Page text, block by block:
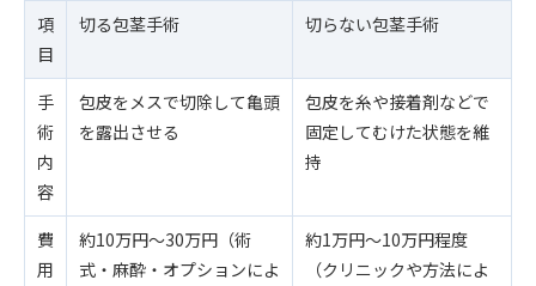
項
目
切る包茎手術 切らない包茎手術
手
術
内
容
包皮をメスで切除して亀頭
を露出させる
包皮を糸や接着剤などで
固定してむけた状態を維
持
費
用
約10万円〜30万円（術
式・麻酔・オプションによ
約1万円〜10万円程度
（クリニックや方法によ